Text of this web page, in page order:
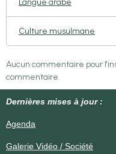
Langue arabe
Culture musulmane
Aucun commentaire pour
commentaire.
Dernières mises à jour :
Agenda
Galerie Vidéo / Société